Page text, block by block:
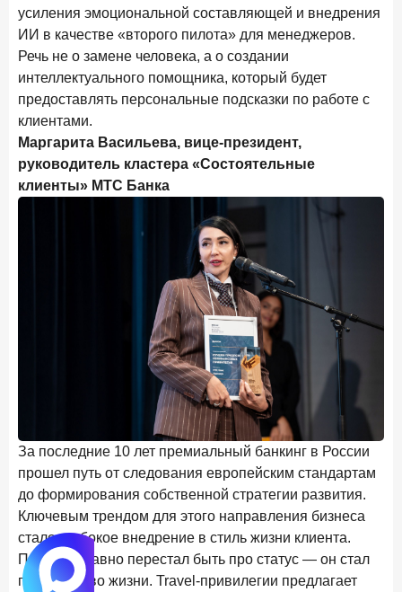
усиления эмоциональной составляющей и внедрения
ИИ в качестве «второго пилота» для менеджеров.
Речь не о замене человека, а о создании
интеллектуального помощника, который будет
предоставлять персональные подсказки по работе с
клиентами.
Маргарита Васильева, вице-президент,
руководитель кластера «Состоятельные
клиенты» МТС Банка
За последние 10 лет премиальный банкинг в России
прошел путь от следования европейским стандартам
до формирования собственной стратегии развития.
Ключевым трендом для этого направления бизнеса
стало глубокое внедрение в стиль жизни клиента.
Премиум давно перестал быть про статус — он стал
про качество жизни. Travel-привилегии предлагает